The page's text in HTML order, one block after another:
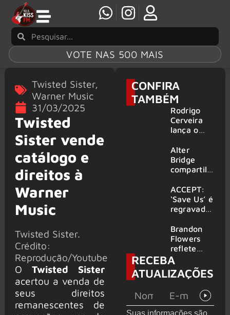
VOTE NAS 500 MAIS
Twisted Sister,
Warner Music
31/03/2025
Twisted
Sister vende
catálogo e
direitos à
Warner
Music
Twisted Sister.
Crédito:
Reprodução/Youtube
OTwisted Sister
acertou a venda de
seus direitos
remanescentes de
CONFIRA
TAMBÉM
Rodrigo
Cerveira
lança o
Searcher”
Alter
Bridge
compartilha
vivo de
“Fortress”
gravada
am Ring
2026
ACCEPT:
‘Save Us’ é
regravada
membros
do GHOST
e KORN
Brandon
Flowers
reflete
sobre o
futuro e
levanta
de deixar
os palcos
RECEBA
ATUALIZAÇÕES